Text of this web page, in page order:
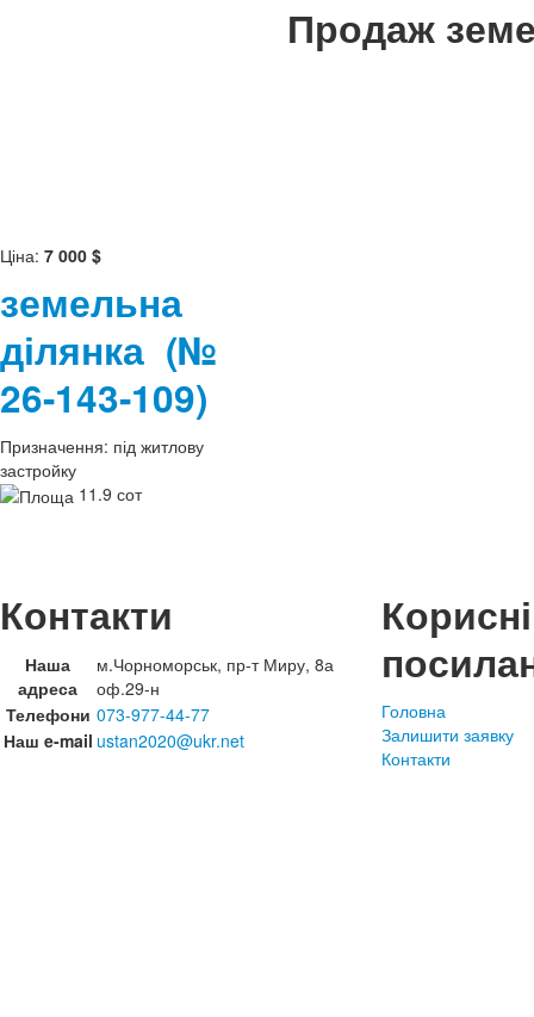
Продаж
Ціна: 7 000 $
земельна
ділянка (№
26-143-109)
Призначення: під житлову
застройку
11.9 сот
Контакти
Наша
адреса
м.Чорноморськ, пр-т Миру, 8а
оф.29-н
Телефони 073-977-44-77
Наш e-mail ustan2020@ukr.net
Корисні
Головна
Залишити заявку
Контакти